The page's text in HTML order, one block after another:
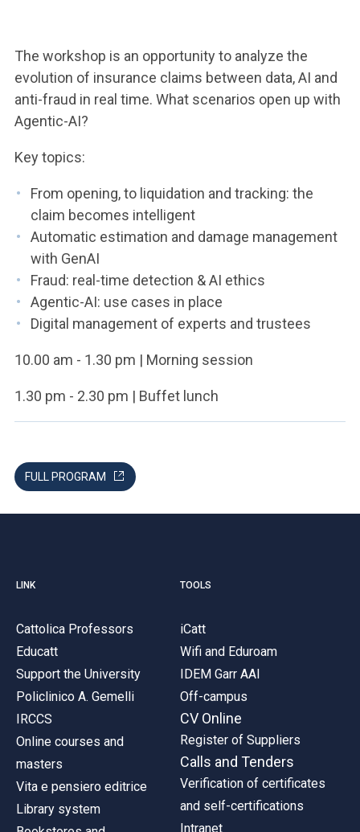
ACCEDI A CLOUDMAIL
The workshop is an opportunity to analyze the
evolution of insurance claims between data, AI and
anti-fraud in real time. What scenarios open up with
Agentic-AI?
Key topics:
From opening, to liquidation and tracking: the
claim becomes intelligent
Automatic estimation and damage management
with GenAI
Fraud: real-time detection & AI ethics
Agentic-AI: use cases in place
Digital management of experts and trustees
10.00 am - 1.30 pm | Morning session
1.30 pm - 2.30 pm | Buffet lunch
FULL PROGRAM
LINK
Cattolica Professors
Educatt
Support the University
Policlinico A. Gemelli
IRCCS
Online courses and
masters
Vita e pensiero editrice
Library system
TOOLS
iCatt
Wifi and Eduroam
IDEM Garr AAI
Off-campus
CV Online
Register of Suppliers
Calls and Tenders
Verification of certificates
and self-certifications
Intranet